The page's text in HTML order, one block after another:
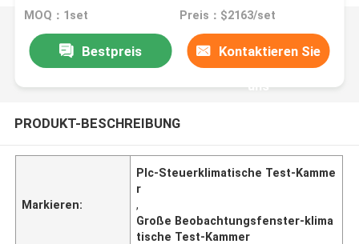
Large Observations-Fenster
MOQ：1set Preis：$2163/set
Bestpreis Kontaktieren Sie
uns
PRODUKT-BESCHREIBUNG
Markieren:
Plc-Steuerklimatische Test-Kamme
r
,
Große Beobachtungsfenster-klima
tische Test-Kammer